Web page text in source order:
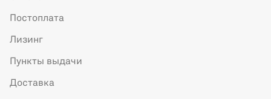
Постоплата
Лизинг
Пункты выдачи
Доставка